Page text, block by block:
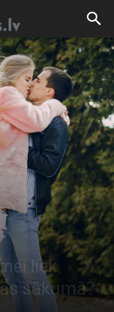
liek
sākumā?